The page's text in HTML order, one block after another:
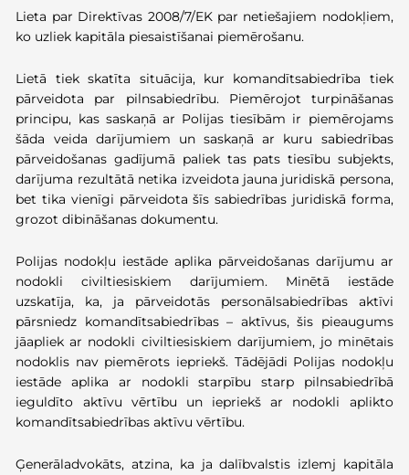
Lieta par Direktīvas 2008/7/EK par netiešajiem nodokļiem,
ko uzliek kapitāla piesaistīšanai piemērošanu.
Lietā tiek skatīta situācija, kur komandītsabiedrība tiek
pārveidota par pilnsabiedrību. Piemērojot turpināšanas
principu, kas saskaņā ar Polijas tiesībām ir piemērojams
šāda veida darījumiem un saskaņā ar kuru sabiedrības
pārveidošanas gadījumā paliek tas pats tiesību subjekts,
darījuma rezultātā netika izveidota jauna juridiskā persona,
bet tika vienīgi pārveidota šīs sabiedrības juridiskā forma,
grozot dibināšanas dokumentu.
Polijas nodokļu iestāde aplika pārveidošanas darījumu ar
nodokli civiltiesiskiem darījumiem. Minētā iestāde
uzskatīja, ka, ja pārveidotās personālsabiedrības aktīvi
pārsniedz komandītsabiedrības – aktīvus, šis pieaugums
jāapliek ar nodokli civiltiesiskiem darījumiem, jo minētais
nodoklis nav piemērots iepriekš. Tādējādi Polijas nodokļu
iestāde aplika ar nodokli starpību starp pilnsabiedrībā
ieguldīto aktīvu vērtību un iepriekš ar nodokli aplikto
komandītsabiedrības aktīvu vērtību.
Ģenerāladvokāts, atzina, ka ja dalībvalstis izlemj kapitāla